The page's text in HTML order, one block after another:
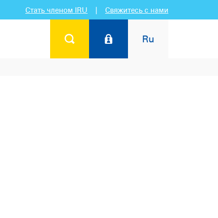
Стать членом IRU | Свяжитесь с нами
Ru